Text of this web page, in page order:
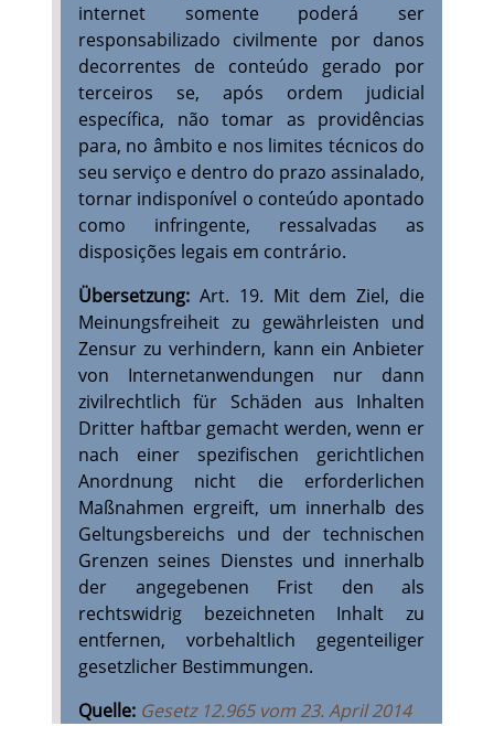
internet somente poderá ser
responsabilizado civilmente por danos
decorrentes de conteúdo gerado por
terceiros se, após ordem judicial
específica, não tomar as providências
para, no âmbito e nos limites técnicos do
seu serviço e dentro do prazo assinalado,
tornar indisponível o conteúdo apontado
como infringente, ressalvadas as
disposições legais em contrário.
Übersetzung: Art. 19. Mit dem Ziel, die
Meinungsfreiheit zu gewährleisten und
Zensur zu verhindern, kann ein Anbieter
von Internetanwendungen nur dann
zivilrechtlich für Schäden aus Inhalten
Dritter haftbar gemacht werden, wenn er
nach einer spezifischen gerichtlichen
Anordnung nicht die erforderlichen
Maßnahmen ergreift, um innerhalb des
Geltungsbereichs und der technischen
Grenzen seines Dienstes und innerhalb
der angegebenen Frist den als
rechtswidrig bezeichneten Inhalt zu
entfernen, vorbehaltlich gegenteiliger
gesetzlicher Bestimmungen.
Quelle: Gesetz 12.965 vom 23. April 2014